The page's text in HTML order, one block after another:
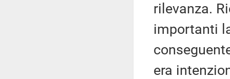
rilevanza.
importanti
era